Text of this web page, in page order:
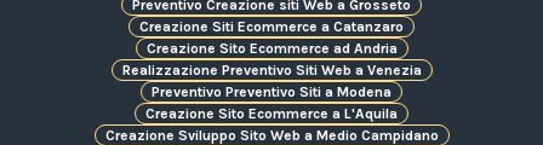
Preventivo Creazione siti Web a Grosseto
Creazione Siti Ecommerce a Catanzaro
Creazione Sito Ecommerce ad Andria
Realizzazione Preventivo Siti Web a Venezia
Preventivo Preventivo Siti a Modena
Creazione Sito Ecommerce a L'Aquila
Creazione Sviluppo Sito Web a Medio Campidano